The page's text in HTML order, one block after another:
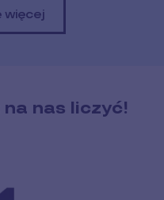
więcej
nas liczyć!